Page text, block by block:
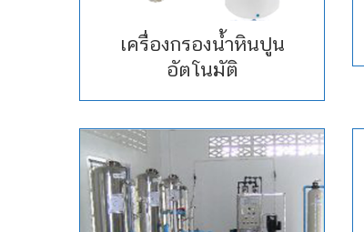
เครื่องกรองน้ำหินปูน
อัตโนมัติ